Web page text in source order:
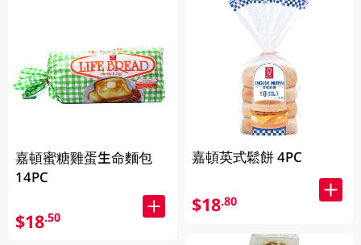
嘉頓蜜糖雞蛋生命麵包
14PC
$18.50
嘉頓英式鬆餅 4PC
$18.80